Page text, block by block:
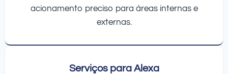
acionamento preciso para áreas internas e
externas.
Serviços para Alexa